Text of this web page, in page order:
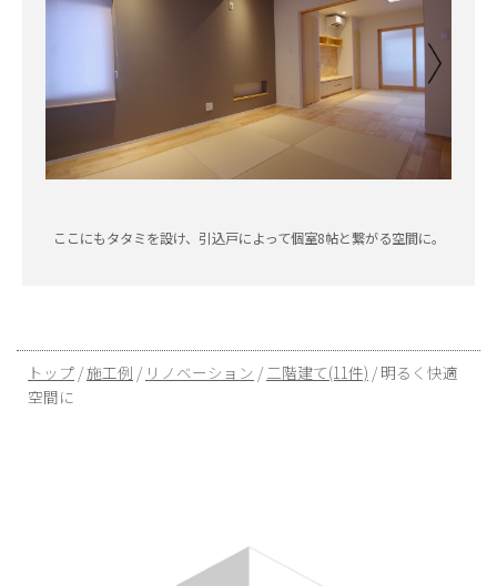
ここにもタタミを設け、引込戸によって個室8帖と繋がる空間に。
現
在
トップ /施工例 / リノベーション / 二階建て(11件) / 明るく快適
空間に